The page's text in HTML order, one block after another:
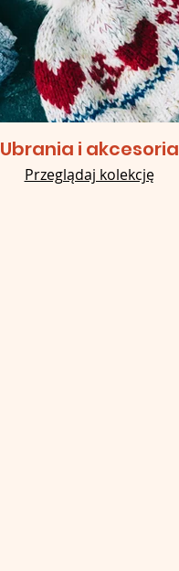
Ubrania i akcesoria
Przeglądaj kolekcję